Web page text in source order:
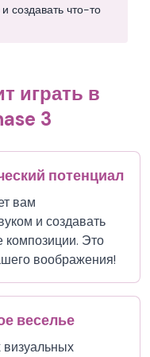
создавать что-то
играть в
3
потенциал
вам
и создавать
Это
воображения!
веселье